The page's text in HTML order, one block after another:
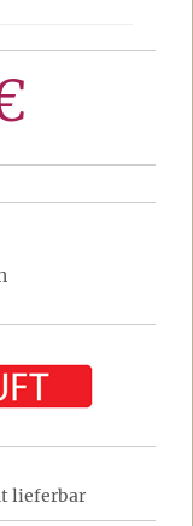
lieferbar